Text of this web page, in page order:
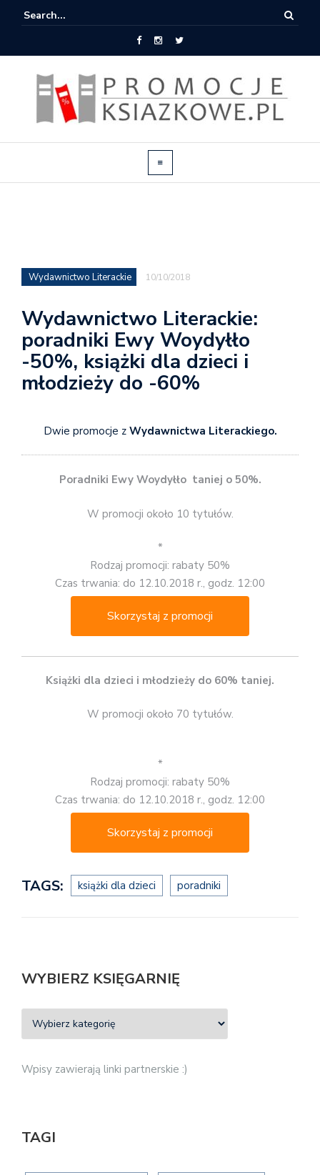
Wydawnictwo Literackie 10/10/2018
Wydawnictwo Literackie:
poradniki Ewy Woydyłło
-50%, książki dla dzieci i
młodzieży do -60%
Dwie promocje z Wydawnictwa Literackiego.
Poradniki Ewy Woydyłło taniej o 50%.
W promocji około 10 tytułów.
*
Rodzaj promocji: rabaty 50%
Czas trwania: do 12.10.2018 r., godz. 12:00
Skorzystaj z promocji
Książki dla dzieci i młodzieży do 60% taniej.
W promocji około 70 tytułów.
*
Rodzaj promocji: rabaty 50%
Czas trwania: do 12.10.2018 r., godz. 12:00
Skorzystaj z promocji
TAGS: książki dla dzieci poradniki
WYBIERZ KSIĘGARNIĘ
Wpisy zawierają linki partnerskie :)
TAGI